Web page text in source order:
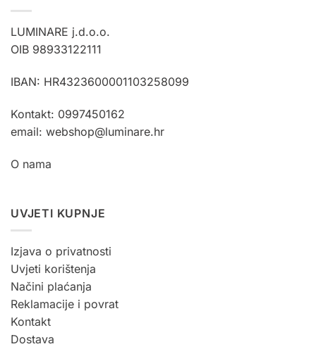
LUMINARE j.d.o.o.
OIB 98933122111
IBAN: HR4323600001103258099
Kontakt: 0997450162
email: webshop@luminare.hr
O nama
UVJETI KUPNJE
Izjava o privatnosti
Uvjeti korištenja
Načini plaćanja
Reklamacije i povrat
Kontakt
Dostava